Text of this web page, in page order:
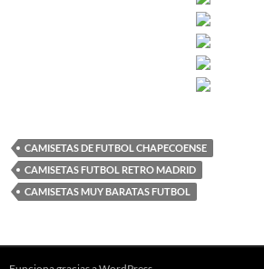
CAMISETAS DE FUTBOL CHAPECOENSE
CAMISETAS FUTBOL RETRO MADRID
CAMISETAS MUY BARATAS FUTBOL